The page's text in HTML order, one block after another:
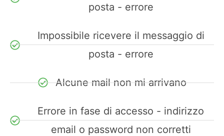
posta - errore
Impossibile ricevere il messaggio di
posta - errore
Alcune mail non mi arrivano
Errore in fase di accesso - indirizzo
email o password non corretti